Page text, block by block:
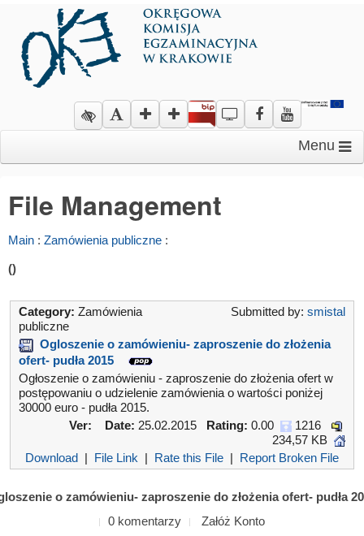
Menu
File Management
Main : Zamówienia publiczne :
()
Category: Zamówienia
publiczne
Submitted by: smistal
Ogloszenie o zamówieniu- zaproszenie do złożenia
ofert- pudła 2015
Ogłoszenie o zamówieniu - zaproszenie do złożenia ofert w
postępowaniu o udzielenie zamówienia o wartości poniżej
30000 euro - pudła 2015.
Ver:
Date: 25.02.2015 Rating: 0.00
1216
234,57 KB
Download | File Link | Rate this File | Report Broken File
o zamówieniu- zaproszenie do złożenia ofert- pudła
0 komentarzy
Załóż Konto